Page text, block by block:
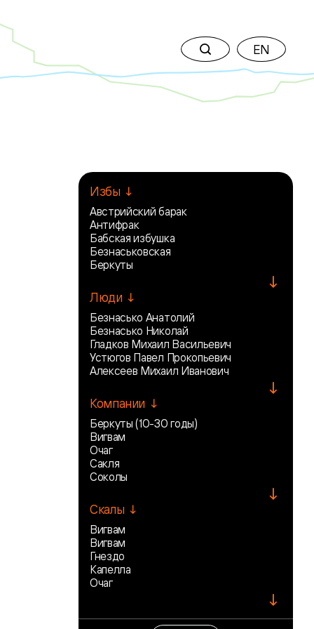
EN
Избы ↓
Австрийский барак
Антифрак
Бабская избушка
Безнаськовская
Беркуты
↓
Люди ↓
Безнасько Анатолий
Безнасько Николай
Гладков Михаил Васильевич
Устюгов Павел Прокопьевич
Алексеев Михаил Иванович
↓
Компании ↓
Беркуты (10-30 годы)
Вигвам
Очаг
Сакля
Соколы
↓
Скалы ↓
Вигвам
Вигвам
Гнездо
Капелла
Очаг
↓